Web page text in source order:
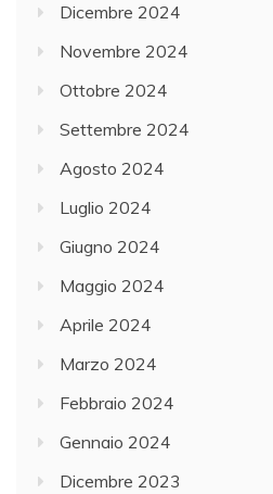
Dicembre 2024
Novembre 2024
Ottobre 2024
Settembre 2024
Agosto 2024
Luglio 2024
Giugno 2024
Maggio 2024
Aprile 2024
Marzo 2024
Febbraio 2024
Gennaio 2024
Dicembre 2023